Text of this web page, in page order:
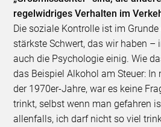
regelwidriges Verhalten im
Die soziale Kontrolle ist im
stärkste Schwert, das wir haben –
auch die Psychologie einig. Wie
das Beispiel Alkohol am Steuer: In
der 1970er-Jahre, war es keine
trinkt, selbst wenn man gefahren
allenfalls, ich darf nicht so viel